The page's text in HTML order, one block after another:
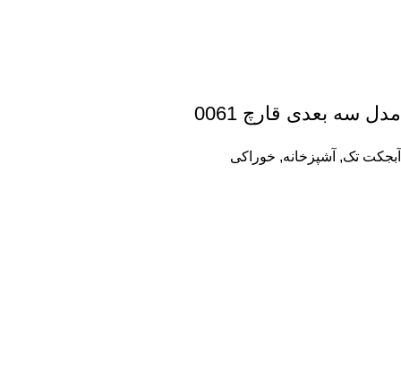
مدل سه بعدی قارچ 0061
آبجکت تک, آشپزخانه, خوراکی